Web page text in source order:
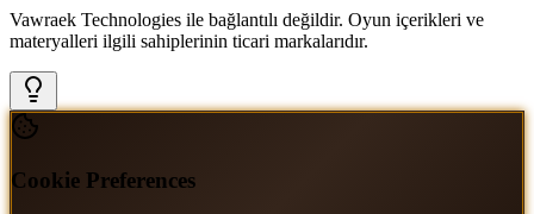
Vawraek Technologies ile bağlantılı değildir. Oyun içerikleri ve
materyalleri ilgili sahiplerinin ticari markalarıdır.
Cookie Preferences